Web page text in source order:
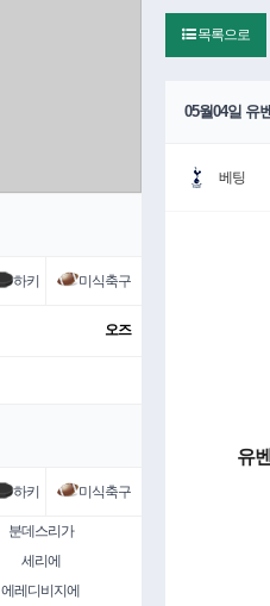
하키 미식축구
오즈
하키 미식축구
분데스리가
세리에
에레디비지에
목록으로
05월04일 유
베팅
유